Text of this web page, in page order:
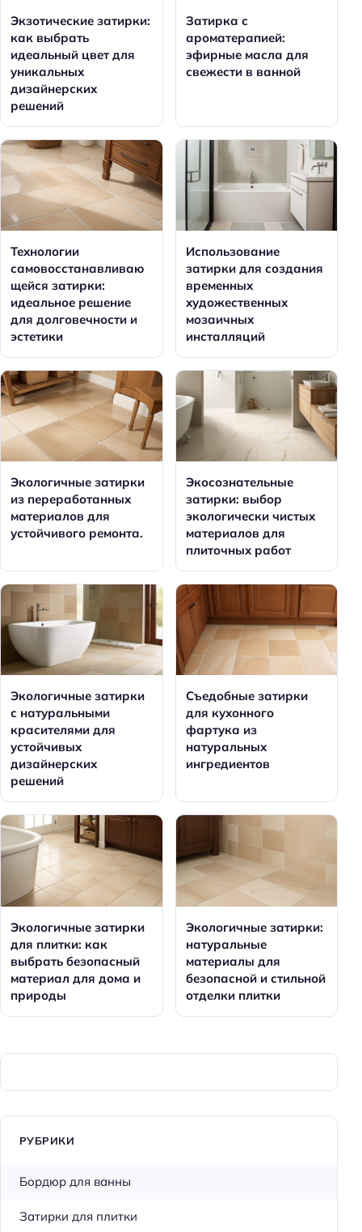
Экзотические затирки:
как выбрать
идеальный цвет для
уникальных
дизайнерских
решений
Затирка с
ароматерапией:
эфирные масла для
свежести в ванной
Технологии
самовосстанавливаю
щейся затирки:
идеальное решение
для долговечности и
эстетики
Использование
затирки для создания
временных
художественных
мозаичных
инсталляций
Экологичные затирки
из переработанных
материалов для
устойчивого ремонта.
Экосознательные
затирки: выбор
экологически чистых
материалов для
плиточных работ
Экологичные затирки
с натуральными
красителями для
устойчивых
дизайнерских
решений
Съедобные затирки
для кухонного
фартука из
натуральных
ингредиентов
Экологичные затирки
для плитки: как
выбрать безопасный
материал для дома и
природы
Экологичные затирки:
натуральные
материалы для
безопасной и стильной
отделки плитки
РУБРИКИ
Бордюр для ванны
Затирки для плитки